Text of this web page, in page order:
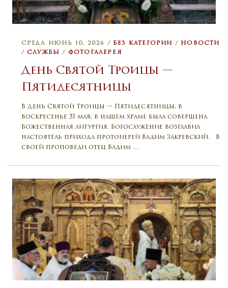
СРЕДА ИЮНЬ 10, 2026 / БЕЗ КАТЕГОРИИ / НОВОСТИ
/ СЛУЖБЫ / ФОТОГАЛЕРЕЯ
День Святой Троицы —
Пятидесятницы
В День Святой Троицы — Пятидесятницы, в
воскресенье 31 мая, в нашем храме была совершена
Божественная литургия. Богослужение возглавил
настоятель прихода протоиерей Вадим Закревский. В
своей проповеди отец Вадим …